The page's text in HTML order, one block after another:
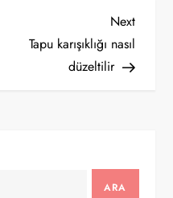
Next
Post
Next
Tapu karışıklığı nasıl
düzeltilir
ARA